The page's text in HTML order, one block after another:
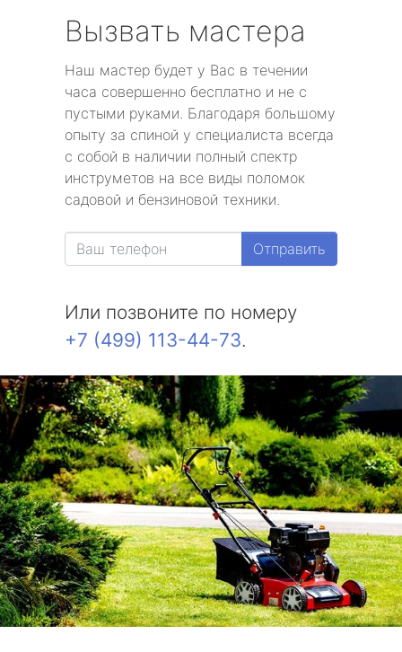
Вызвать мастера
Наш мастер будет у Вас в течении
часа совершенно бесплатно и не с
пустыми руками. Благодаря большому
опыту за спиной у специалиста всегда
с собой в наличии полный спектр
инструметов на все виды поломок
садовой и бензиновой техники.
Отправить
Или позвоните по номеру
+7 (499) 113-44-73.